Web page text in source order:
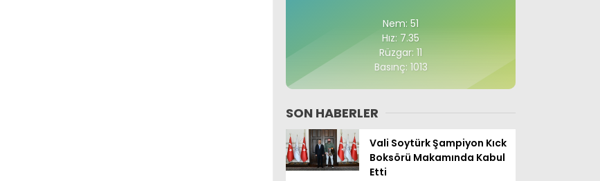
Nem: 51
Hız: 7.35
Rüzgar: 11
Basınç: 1013
SON HABERLER
Vali Soytürk Şampiyon Kıck
Boksörü Makamında Kabul
Etti